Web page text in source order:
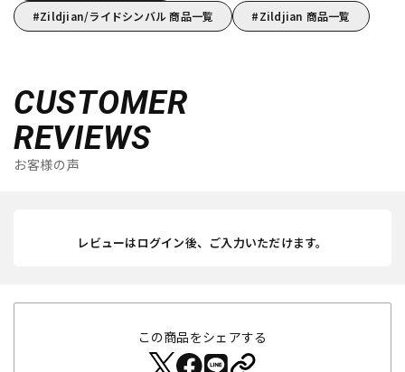
Zildjian/ライドシンバル 商品一覧
Zildjian 商品一覧
CUSTOMER
REVIEWS
お客様の声
レビューはログイン後、ご入力いただけます。
この商品をシェアする